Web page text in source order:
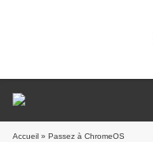
Accueil » Passez à ChromeOS